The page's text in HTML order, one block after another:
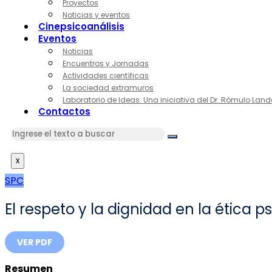
Proyectos
Noticias y eventos
Cinepsicoanálisis
Eventos
Noticias
Encuentros y Jornadas
Actividades científicas
La sociedad extramuros
Laboratorio de Ideas. Una iniciativa del Dr. Rómulo
Contactos
x
SPC
El respeto y la dignidad en la ética
VER PDF
Resumen